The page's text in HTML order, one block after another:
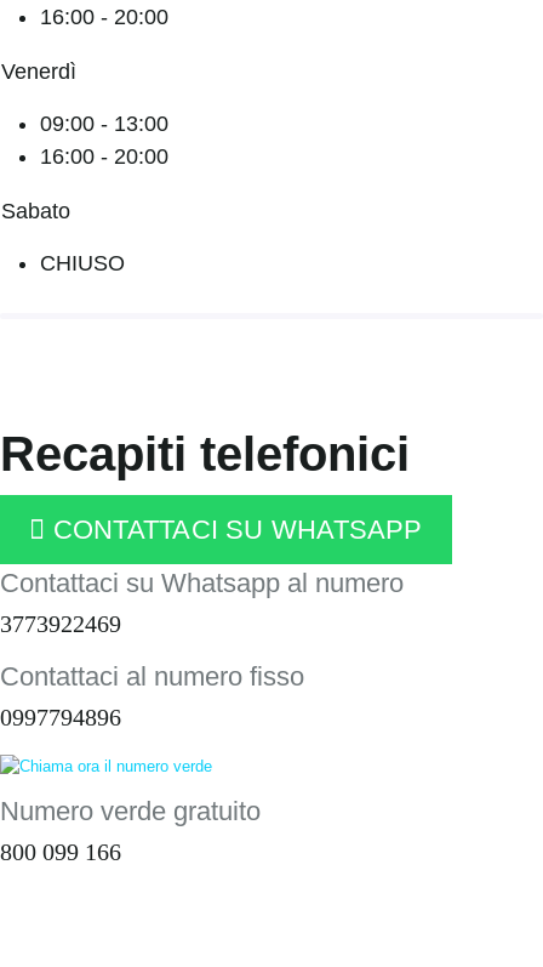
16:00 - 20:00
Venerdì
09:00 - 13:00
16:00 - 20:00
Sabato
CHIUSO
Recapiti telefonici
CONTATTACI SU WHATSAPP
Contattaci su Whatsapp al numero
3773922469
Contattaci al numero fisso
0997794896
Numero verde gratuito
800 099 166